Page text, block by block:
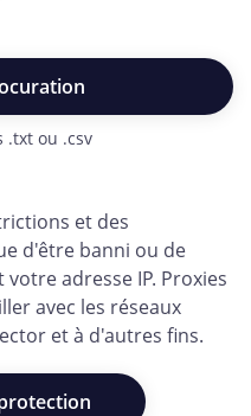
.txt ou .csv
et des
d'être banni ou de
adresse IP. Proxies
avec les réseaux
et à d'autres fins.